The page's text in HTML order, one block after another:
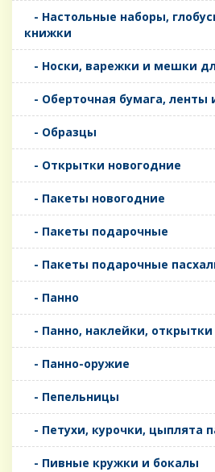
- Настольные наборы,
книжки
- Носки, варежки и мешки
- Оберточная бумага, ленты
- Образцы
- Открытки новогодние
- Пакеты новогодние
- Пакеты подарочные
- Пакеты подарочные
- Панно
- Панно, наклейки, открытки
- Панно-оружие
- Пепельницы
- Петухи, курочки, цыплята
- Пивные кружки и бокалы